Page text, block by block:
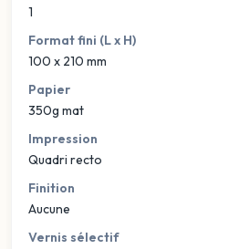
1
Format fini (L x H)
100 x 210 mm
Papier
350g mat
Impression
Quadri recto
Finition
Aucune
Vernis sélectif